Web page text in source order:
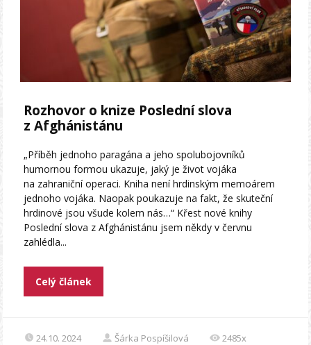
Rozhovor o knize Poslední slova
z Afghánistánu
„Příběh jednoho paragána a jeho spolubojovníků
humornou formou ukazuje, jaký je život vojáka
na zahraniční operaci. Kniha není hrdinským memoárem
jednoho vojáka. Naopak poukazuje na fakt, že skuteční
hrdinové jsou všude kolem nás…“ Křest nové knihy
Poslední slova z Afghánistánu jsem někdy v červnu
zahlédla...
Celý článek
24.10. 2024 Šárka Pospíšilová 2485x